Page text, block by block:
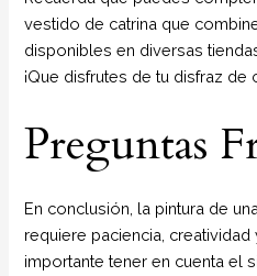
vestido de catrina que
disponibles en diversas
¡Que disfrutes de tu disfraz de
Preguntas
En conclusión, la pintura de
requiere paciencia,
importante tener en cuenta el